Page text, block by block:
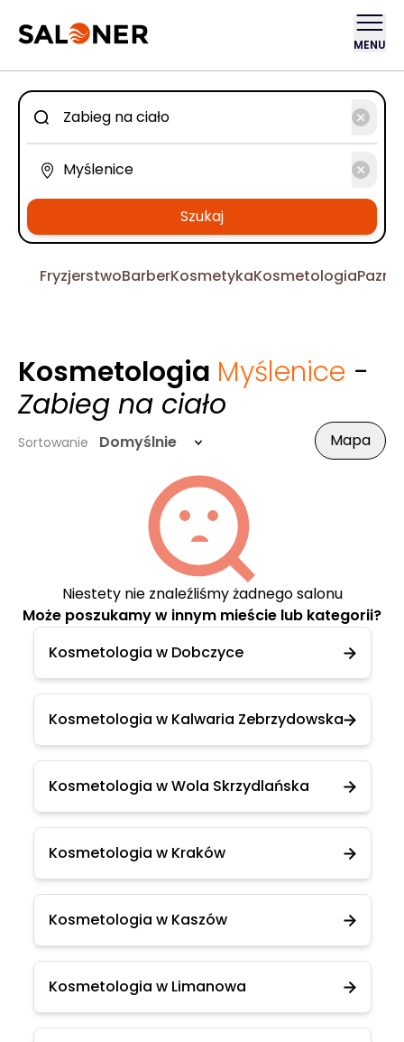
MENU
Szukaj
FryzjerstwoBarberKosmetykaKosmetologia
Kosmetologia Myślenice -
Zabieg na ciało
Sortowanie Domyślnie Mapa
Niestety nie znaleźliśmy żadnego salonu
Może poszukamy w innym mieście lub kategorii?
Kosmetologia w Dobczyce
Kosmetologia w Kalwaria Zebrzydowska
Kosmetologia w Wola Skrzydlańska
Kosmetologia w Kraków
Kosmetologia w Kaszów
Kosmetologia w Limanowa